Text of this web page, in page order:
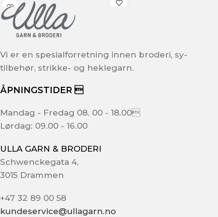
Vi er en spesialforretning innen broderi, sy-
tilbehør, strikke- og heklegarn.
ÅPNINGSTIDER 
Mandag - Fredag 08. 00 - 18.00
Lørdag: 09.00 - 16.00
ULLA GARN & BRODERI
Schwenckegata 4,
3015 Drammen
+47 32 89 00 58
kundeservice@ullagarn.no